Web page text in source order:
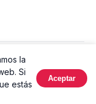
reservados.
la
Si
estás
Aceptar